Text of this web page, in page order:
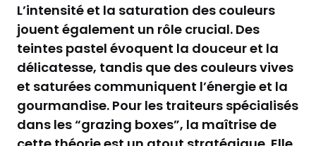
L’intensité et la saturation des couleurs
jouent également un rôle crucial. Des
teintes pastel évoquent la douceur et la
délicatesse, tandis que des couleurs vives
et saturées communiquent l’énergie et la
gourmandise. Pour les traiteurs spécialisés
dans les “grazing boxes”, la maîtrise de